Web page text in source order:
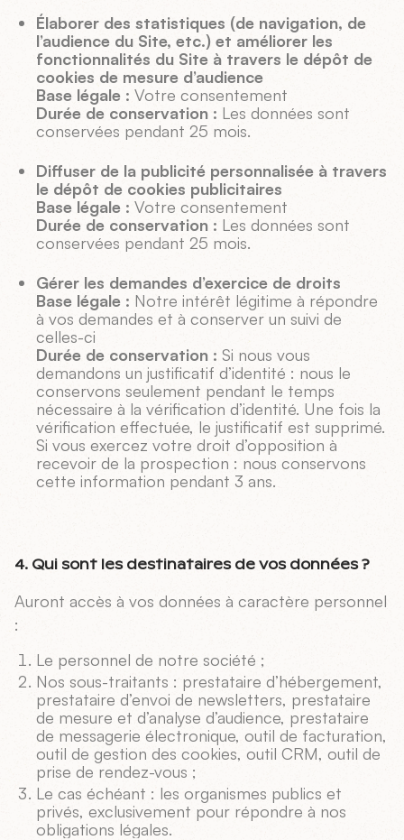
Élaborer des statistiques (de navigation, de
l’audience du Site, etc.) et améliorer les
fonctionnalités du Site à travers le dépôt de
cookies de mesure d’audience
Base légale : Votre consentement
Durée de conservation : Les données sont
conservées pendant 25 mois.
Diffuser de la publicité personnalisée à travers
le dépôt de cookies publicitaires
Base légale : Votre consentement
Durée de conservation : Les données sont
conservées pendant 25 mois.
Gérer les demandes d’exercice de droits
Base légale : Notre intérêt légitime à répondre
à vos demandes et à conserver un suivi de
celles-ci
Durée de conservation : Si nous vous
demandons un justificatif d’identité : nous le
conservons seulement pendant le temps
nécessaire à la vérification d’identité. Une fois la
vérification effectuée, le justificatif est supprimé.
Si vous exercez votre droit d’opposition à
recevoir de la prospection : nous conservons
cette information pendant 3 ans.
4. Qui sont les destinataires de vos données ?
Auront accès à vos données à caractère personnel
:
Le personnel de notre société ;
Nos sous-traitants : prestataire d’hébergement,
prestataire d’envoi de newsletters, prestataire
de mesure et d’analyse d’audience, prestataire
de messagerie électronique, outil de facturation,
outil de gestion des cookies, outil CRM, outil de
prise de rendez-vous ;
Le cas échéant : les organismes publics et
privés, exclusivement pour répondre à nos
obligations légales.